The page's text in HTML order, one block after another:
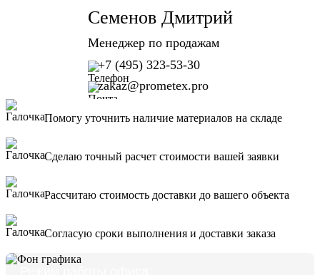
Семенов Дмитрий
Менеджер по продажам
+7 (495) 323-53-30
zakaz@prometex.pro
Помогу уточнить наличие материалов на складе
Сделаю точный расчет стоимости вашей заявки
Рассчитаю стоимость доставки до вашего объекта
Согласую сроки выполнения и доставки заказа